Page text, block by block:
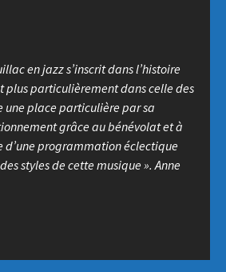
en jazz s’inscrit dans l’histoire
plus particulièrement dans celle des
une place particulière par sa
grâce au bénévolatet à
d’une programmation éclectique
styles de cette musique ». Anne